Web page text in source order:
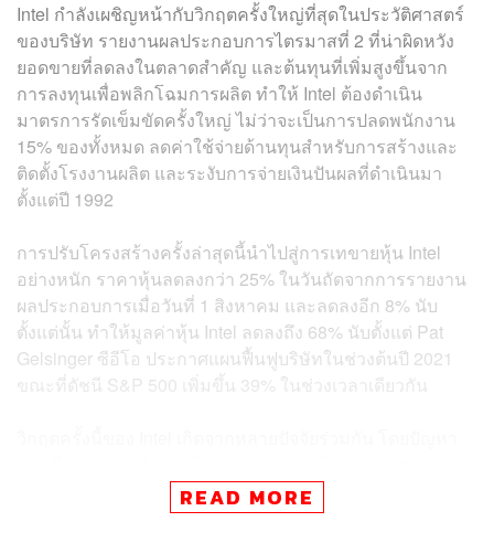
Intel กำลังเผชิญหน้ากับวิกฤตครั้งใหญ่ที่สุดในประวัติศาสตร์
ของบริษัท รายงานผลประกอบการไตรมาสที่ 2 ที่น่าผิดหวัง
ยอดขายที่ลดลงในตลาดสำคัญ และต้นทุนที่เพิ่มสูงขึ้นจาก
การลงทุนเพื่อพลิกโฉมการผลิต ทำให้ Intel ต้องดำเนิน
มาตรการรัดเข็มขัดครั้งใหญ่ ไม่ว่าจะเป็นการปลดพนักงาน
15% ของทั้งหมด ลดค่าใช้จ่ายด้านทุนสำหรับการสร้างและ
ติดตั้งโรงงานผลิต และระงับการจ่ายเงินปันผลที่ดำเนินมา
ตั้งแต่ปี 1992
การปรับโครงสร้างครั้งล่าสุดนี้นำไปสู่การเทขายหุ้น Intel
อย่างหนัก ราคาหุ้นลดลงกว่า 25% ในวันถัดจากการรายงาน
ผลประกอบการเมื่อวันที่ 1 สิงหาคม และลดลงอีก 8% นับ
ตั้งแต่นั้น ทำให้มูลค่าหุ้น Intel ลดลงถึง 68% นับตั้งแต่ Pat
Gelsinger ซีอีโอ ประกาศแผนฟื้นฟูบริษัทในช่วงต้นปี 2021
ขณะที่ดัชนี S&P 500 เพิ่มขึ้น 39% ในช่วงเวลาเดียวกัน
Data Center ที่เคยเฟื่องฟูได้รับผลกระทบอย่างหนัก เนื่องจาก
สูญเสียส่วนแบ่งตลาดให้กับคู่แข่งอย่าง AMD ในส่วนของ
READ MORE